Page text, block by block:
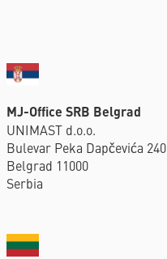
MJ-Office SRB Belgrad
UNIMAST d.o.o.
Bulevar Peka Dapčevića 240
Belgrad 11000
Serbia